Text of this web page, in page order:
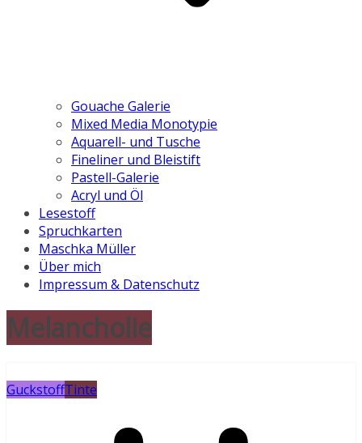
Gouache Galerie
Mixed Media Monotypie
Aquarell- und Tusche
Fineliner und Bleistift
Pastell-Galerie
Acryl und Öl
Lesestoff
Spruchkarten
Maschka Müller
Über mich
Impressum & Datenschutz
Melancholie
GuckstoffTinte